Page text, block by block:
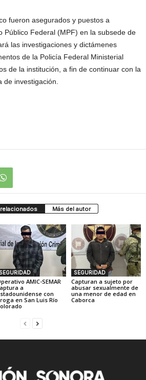
fueron asegurados y puestos a
Público Federal (MPF) en la subsede de
las investigaciones y dictámenes
de la Policía Federal Ministerial
de la institución, a fin de continuar con la
de investigación.
Más del autor
SEGURIDAD
AMIC-SEMAR
a
con
en San Luis Río
SEGURIDAD
Capturan a sujeto por
abusar sexualmente de
una menor de edad en
Caborca